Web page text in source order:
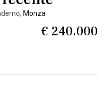
Monza
€ 240.000